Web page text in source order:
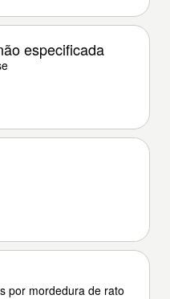
especificada
por mordedura de rato